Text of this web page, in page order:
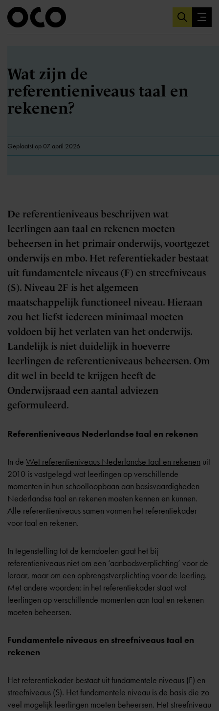
Wat zijn de
referentieniveaus taal en
rekenen?
Geplaatst op 07 april 2026
De referentieniveaus beschrijven wat
leerlingen aan taal en rekenen moeten
beheersen in het primair onderwijs, voortgezet
onderwijs en mbo. Het referentiekader bestaat
uit fundamentele niveaus (F) en streefniveaus
(S). Niveau 2F is het algemeen
maatschappelijk functioneel niveau. Hieraan
zou het liefst iedereen minimaal moeten
voldoen bij het verlaten van het onderwijs.
Landelijk is niet duidelijk in hoeverre
leerlingen de referentieniveaus beheersen. Om
dit wel in beeld te krijgen heeft de
Onderwijsraad een aantal adviezen
geformuleerd.
Referentieniveaus Nederlandse taal en rekenen
In de Wet referentieniveaus Nederlandse taal en rekenen uit
2010 is vastgelegd wat leerlingen op verschillende
momenten in hun schoolloopbaan aan basisvaardigheden
Nederlandse taal en rekenen moeten kennen en kunnen.
Alle referentieniveaus samen vormen het referentiekader
voor taal en rekenen.
In tegenstelling tot de kerndoelen gaat het bij
referentieniveaus niet om een ‘aanbodsverplichting’ voor de
leraar, maar om een opbrengstverplichting voor de leerling.
Met andere woorden: in het referentiekader staat wat
leerlingen op verschillende momenten aan taal en rekenen
moeten beheersen.
Fundamentele niveaus en streefniveaus taal en
rekenen
Het referentiekader bestaat uit fundamentele niveaus (F) en
streefniveaus (S). Het fundamentele niveau is de basis die zo
veel mogelijk leerlingen moeten beheersen. Het streefniveau